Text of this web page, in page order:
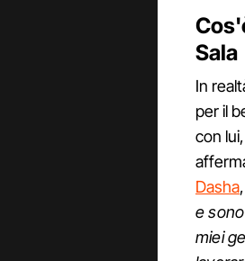
Sala
In
per il
con
Dasha
e
miei